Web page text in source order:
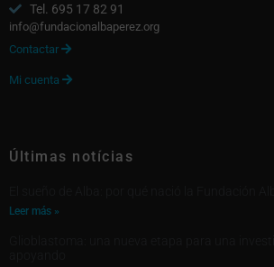
Tel. 695 17 82 91
info@fundacionalbaperez.org
Contactar 
Mi cuenta 
Últimas notícias
Leer más »